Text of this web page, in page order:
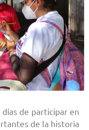
de participar en
de la historia